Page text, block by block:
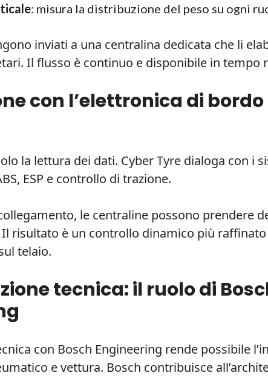
: misura la distribuzione del peso su ogni
inviati a una centralina dedicata che li
Il flusso è continuo e disponibile in tempo
con l’elettronica di
la lettura dei dati. Cyber Tyre dialoga con i
ESP e controllo di trazione.
le centraline possono prendere
Il risultato è un controllo dinamico più
telaio.
tecnica: il ruolo di
con Bosch Engineering rende possibile
e vettura. Bosch contribuisce